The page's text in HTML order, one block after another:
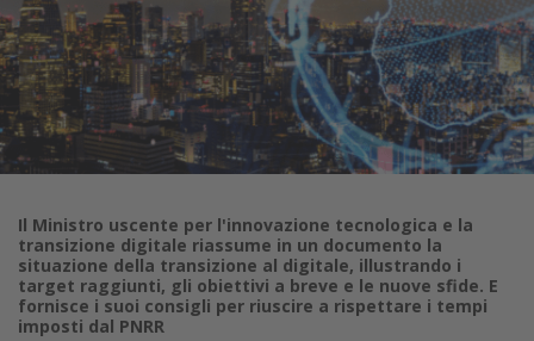
Il Ministro uscente per l'innovazione tecnologica e la
transizione digitale riassume in un documento la
situazione della transizione al digitale, illustrando i
target raggiunti, gli obiettivi a breve e le nuove sfide. E
fornisce i suoi consigli per riuscire a rispettare i tempi
imposti dal PNRR